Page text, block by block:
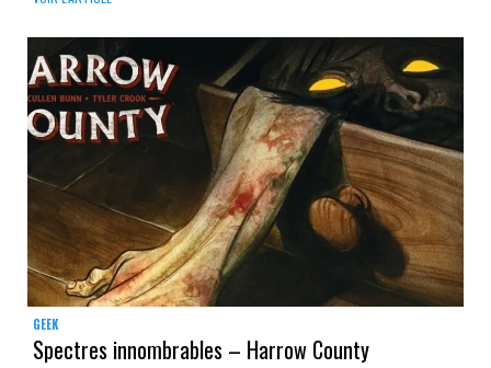
GEEK
Spectres innombrables – Harrow County